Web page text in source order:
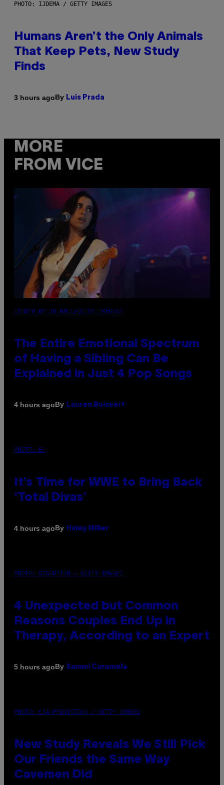
PHOTO: IJDEMA / GETTY IMAGES
Humans Aren’t the Only Animals
That Keep Pets, New Study
Finds
3 hours agoBy Luis Prada
MORE
FROM VICE
(PHOTO BY JO HALE/GETTY IMAGES)
The Entire Emotional Spectrum
of Having a Sibling Can Be
Explained in Just 4 Pop Songs
4 hours agoBy Lauren Boisvert
PHOTO: E!
It’s Time for WWE to Bring Back
‘Total Divas’
4 hours agoBy Haley Miller
PHOTO: GCSHUTTER / GETTY IMAGES
4 Unexpected but Common
Reasons Couples End Up in
Therapy, According to an Expert
5 hours agoBy Sammi Caramela
PHOTO: CSA-PRINTSTOCK / GETTY IMAGES
New Study Reveals We Still Pick
Our Friends the Same Way
Cavemen Did